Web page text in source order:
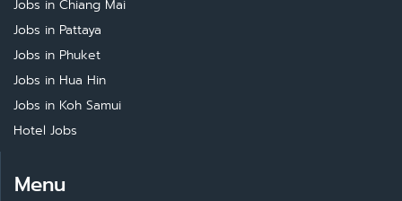
Jobs in Chiang Mai
Jobs in Pattaya
Jobs in Phuket
Jobs in Hua Hin
Jobs in Koh Samui
Hotel Jobs
Menu